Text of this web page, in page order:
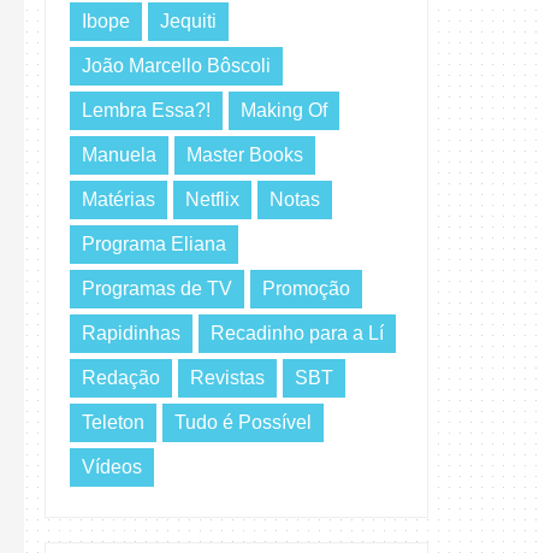
Ibope Jequiti
João Marcello Bôscoli
Lembra Essa?! Making Of
Manuela Master Books
Matérias Netflix Notas
Programa Eliana
Programas de TV Promoção
Rapidinhas Recadinho para a Lí
Redação Revistas SBT
Teleton Tudo é Possível
Vídeos